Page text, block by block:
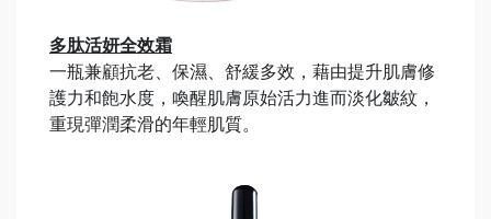
多肽活妍全效霜
一瓶兼顧抗老、保濕、舒緩多效，藉由提升肌膚修
護力和飽水度，喚醒肌膚原始活力進而淡化皺紋，
重現彈潤柔滑的年輕肌質。